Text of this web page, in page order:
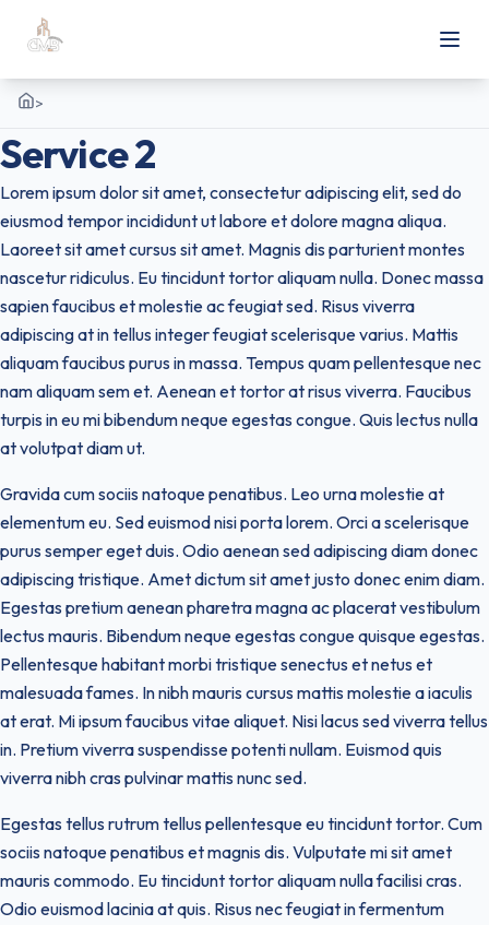
Accueil
>
Service 2
Lorem ipsum dolor sit amet, consectetur adipiscing elit, sed do
eiusmod tempor incididunt ut labore et dolore magna aliqua.
Laoreet sit amet cursus sit amet. Magnis dis parturient montes
nascetur ridiculus. Eu tincidunt tortor aliquam nulla. Donec massa
sapien faucibus et molestie ac feugiat sed. Risus viverra
adipiscing at in tellus integer feugiat scelerisque varius. Mattis
aliquam faucibus purus in massa. Tempus quam pellentesque nec
nam aliquam sem et. Aenean et tortor at risus viverra. Faucibus
turpis in eu mi bibendum neque egestas congue. Quis lectus nulla
at volutpat diam ut.
Gravida cum sociis natoque penatibus. Leo urna molestie at
elementum eu. Sed euismod nisi porta lorem. Orci a scelerisque
purus semper eget duis. Odio aenean sed adipiscing diam donec
adipiscing tristique. Amet dictum sit amet justo donec enim diam.
Egestas pretium aenean pharetra magna ac placerat vestibulum
lectus mauris. Bibendum neque egestas congue quisque egestas.
Pellentesque habitant morbi tristique senectus et netus et
malesuada fames. In nibh mauris cursus mattis molestie a iaculis
at erat. Mi ipsum faucibus vitae aliquet. Nisi lacus sed viverra tellus
in. Pretium viverra suspendisse potenti nullam. Euismod quis
viverra nibh cras pulvinar mattis nunc sed.
Egestas tellus rutrum tellus pellentesque eu tincidunt tortor. Cum
sociis natoque penatibus et magnis dis. Vulputate mi sit amet
mauris commodo. Eu tincidunt tortor aliquam nulla facilisi cras.
Odio euismod lacinia at quis. Risus nec feugiat in fermentum